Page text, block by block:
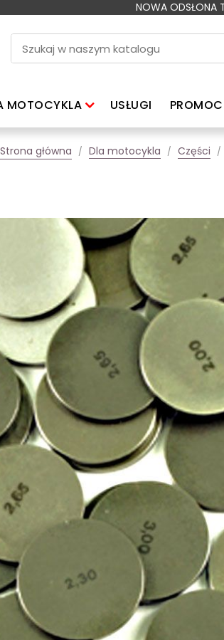
NOWA ODSŁONA
MOTOCYKLA USŁUGI
Strona główna Dla motocykla Części